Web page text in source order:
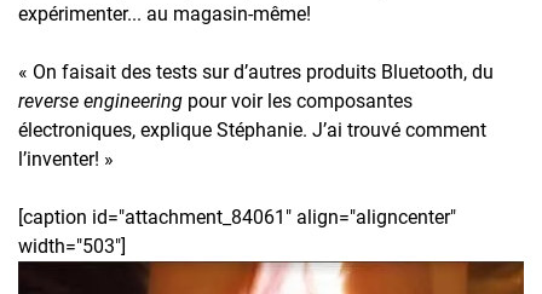
expérimenter... au magasin-même!
« On faisait des tests sur d’autres produits Bluetooth, du
reverse engineering pour voir les composantes
électroniques, explique Stéphanie. J’ai trouvé comment
l’inventer! »
[caption id="attachment_84061" align="aligncenter"
width="503"]